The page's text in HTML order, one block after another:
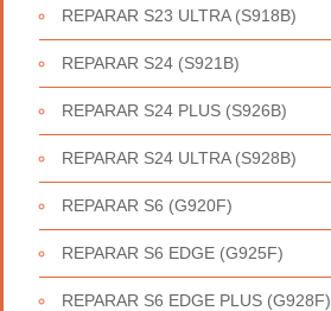
REPARAR S23 ULTRA (S918B)
REPARAR S24 (S921B)
REPARAR S24 PLUS (S926B)
REPARAR S24 ULTRA (S928B)
REPARAR S6 (G920F)
REPARAR S6 EDGE (G925F)
REPARAR S6 EDGE PLUS (G928F)